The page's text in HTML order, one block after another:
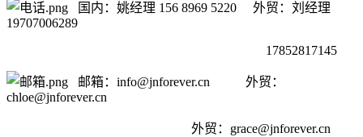
国内：姚经理 156 8969 5220 外贸：刘经理
19707006289
17852817145
邮箱：info@jnforever.cn 外贸：
chloe@jnforever.cn
外贸： grace@jnforever.cn